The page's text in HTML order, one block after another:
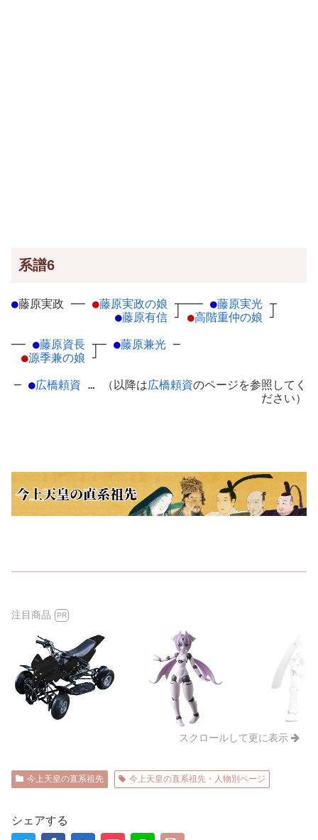
系譜6
●藤原実政 ── ●藤原実政の娘 ┬
●藤原有信 ┘
─── ●藤原実光 ┬
●高階重仲の娘 ┘
── ●藤原資長 ┬
●源季兼の娘 ┘
─ ●藤原兼光 ─
─ ●広橋頼資 … （以降は広橋頼資のページを参照してく
ださい）
注目商品 PR
スクロールして更に表示
今上天皇の直系祖先 今上天皇の直系祖先・人物別ページ
シェアする